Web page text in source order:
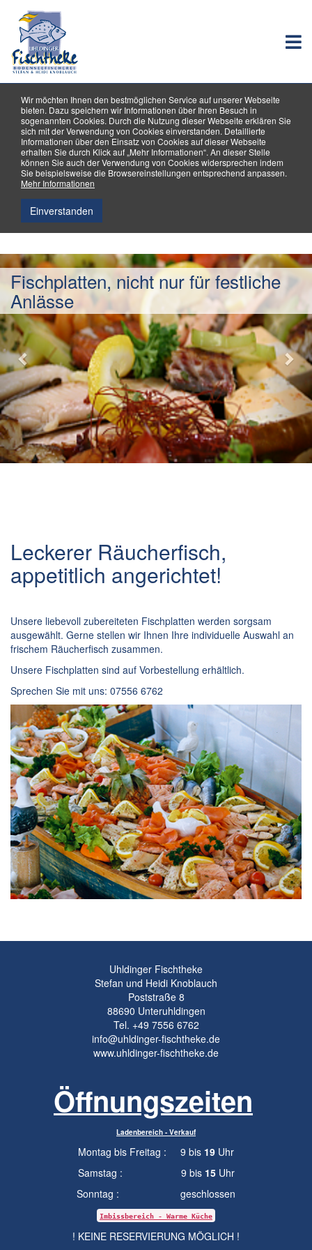
Wir möchten Ihnen den bestmöglichen Service auf unserer Webseite
bieten. Dazu speichern wir Informationen über Ihren Besuch in
sogenannten Cookies. Durch die Nutzung dieser Webseite erklären Sie
sich mit der Verwendung von Cookies einverstanden. Detaillierte
Informationen über den Einsatz von Cookies auf dieser Webseite
erhalten Sie durch Klick auf „Mehr Informationen“. An dieser Stelle
können Sie auch der Verwendung von Cookies widersprechen indem
Sie beispielsweise die Browsereinstellungen entsprechend anpassen.
Mehr Informationen
Einverstanden
Previous
Fischplatten, nicht nur für festliche
Anlässe
Leckerer Räucherfisch,
appetitlich angerichtet!
Unsere liebevoll zubereiteten Fischplatten werden sorgsam
ausgewählt. Gerne stellen wir Ihnen Ihre individuelle Auswahl an
frischem Räucherfisch zusammen.
Unsere Fischplatten sind auf Vorbestellung erhältlich.
Sprechen Sie mit uns: 07556 6762
Uhldinger Fischtheke
Stefan und Heidi Knoblauch
Poststraße 8
88690 Unteruhldingen
Tel. +49 7556 6762
info@uhldinger-fischtheke.de
www.uhldinger-fischtheke.de
Öffnungszeiten
Ladenbereich - Verkauf
Montag bis Freitag : 9 bis 19 Uhr
Samstag : 9 bis 15Uhr
Sonntag : geschlossen
Imbissbereich - Warme Küche
! KEINE RESERVIERUNG MÖGLICH !